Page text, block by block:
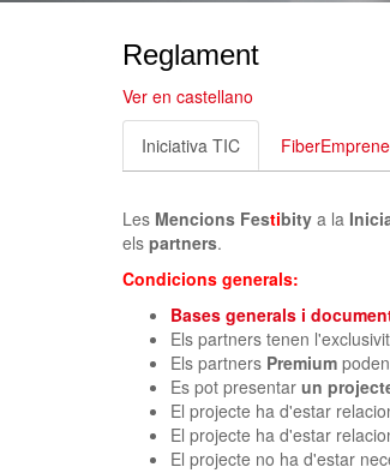
Reglament
Ver en castellano
Iniciativa TIC
Les Mencions Festibity a la
els partners.
Condicions generals:
Bases generals i
Els partners tenen
Els partners Premium
Es pot presentar un
El projecte ha d'estar
El projecte ha d'estar
El projecte no ha d'estar